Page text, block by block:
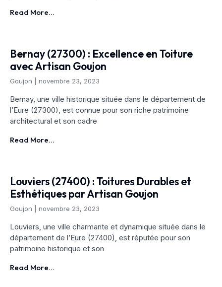
Read More...
Bernay (27300) : Excellence en Toiture
avec Artisan Goujon
Goujon novembre 23, 2023
Bernay, une ville historique située dans le département de
l’Eure (27300), est connue pour son riche patrimoine
architectural et son cadre
Read More...
Louviers (27400) : Toitures Durables et
Esthétiques par Artisan Goujon
Goujon novembre 23, 2023
Louviers, une ville charmante et dynamique située dans le
département de l’Eure (27400), est réputée pour son
patrimoine historique et son
Read More...